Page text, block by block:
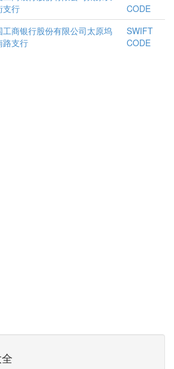
支行
CODE
工商银行股份有限公司太原坞
路支行
SWIFT
CODE